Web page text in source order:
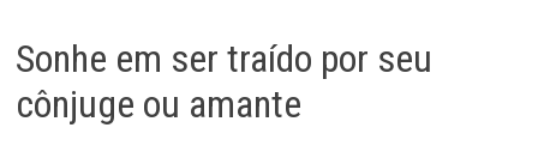
Sonhe em ser traído por seu
cônjuge ou amante